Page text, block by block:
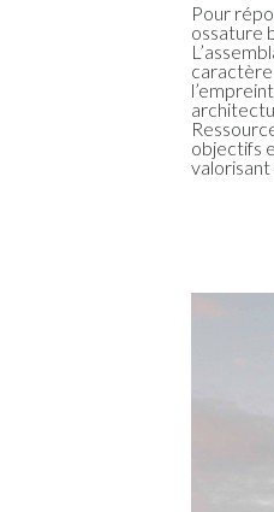
Pour
ossature
caractère
objectifs
valorisant